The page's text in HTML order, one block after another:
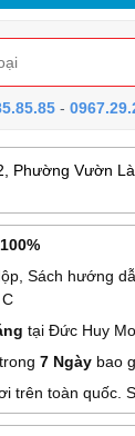
-
Phường Vườn
Sách hướng
tại Đức Huy
7 Ngày bao
trên toàn quốc.